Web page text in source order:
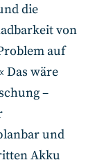
die
von
auf
Das wäre
–
und
Akku